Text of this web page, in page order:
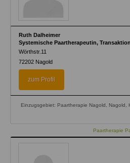
Ruth Dalheimer
Systemische Paartherapeutin,
Wörthstr.11
72202 Nagold
zum Profil
Einzugsgebiet: Paartherapie Nagold, Nagold,
Paartherapie